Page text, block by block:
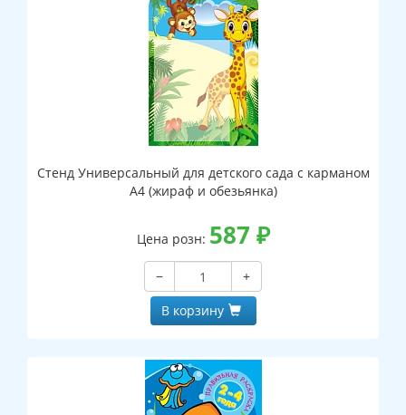
Стенд Универсальный для детского сада с карманом
А4 (жираф и обезьянка)
Цена розн: 587 ₽
−
+
В корзину